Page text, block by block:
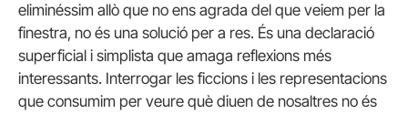
eliminéssim allò que no ens agrada del que veiem per la
finestra, no és una solució per a res. És una declaració
superficial i simplista que amaga reflexions més
interessants. Interrogar les ficcions i les representacions
que consumim per veure què diuen de nosaltres no és